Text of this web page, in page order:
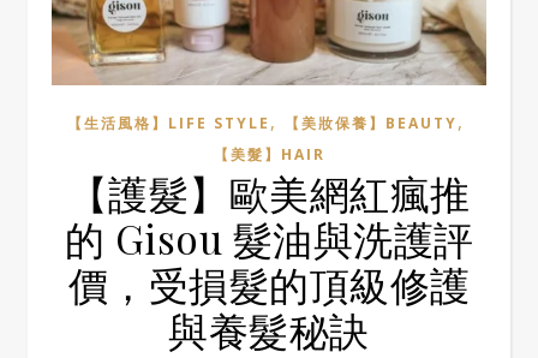
【生活風格】LIFE STYLE , 【美妝保養】BEAUTY,
【美髮】HAIR
【護髮】歐美網紅瘋推
的 Gisou 髮油與洗護評
價，受損髮的頂級修護
與養髮秘訣